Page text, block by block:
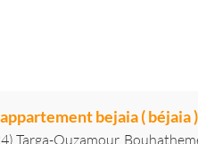
bejaia ( béjaia
Targa-Ouzamour,